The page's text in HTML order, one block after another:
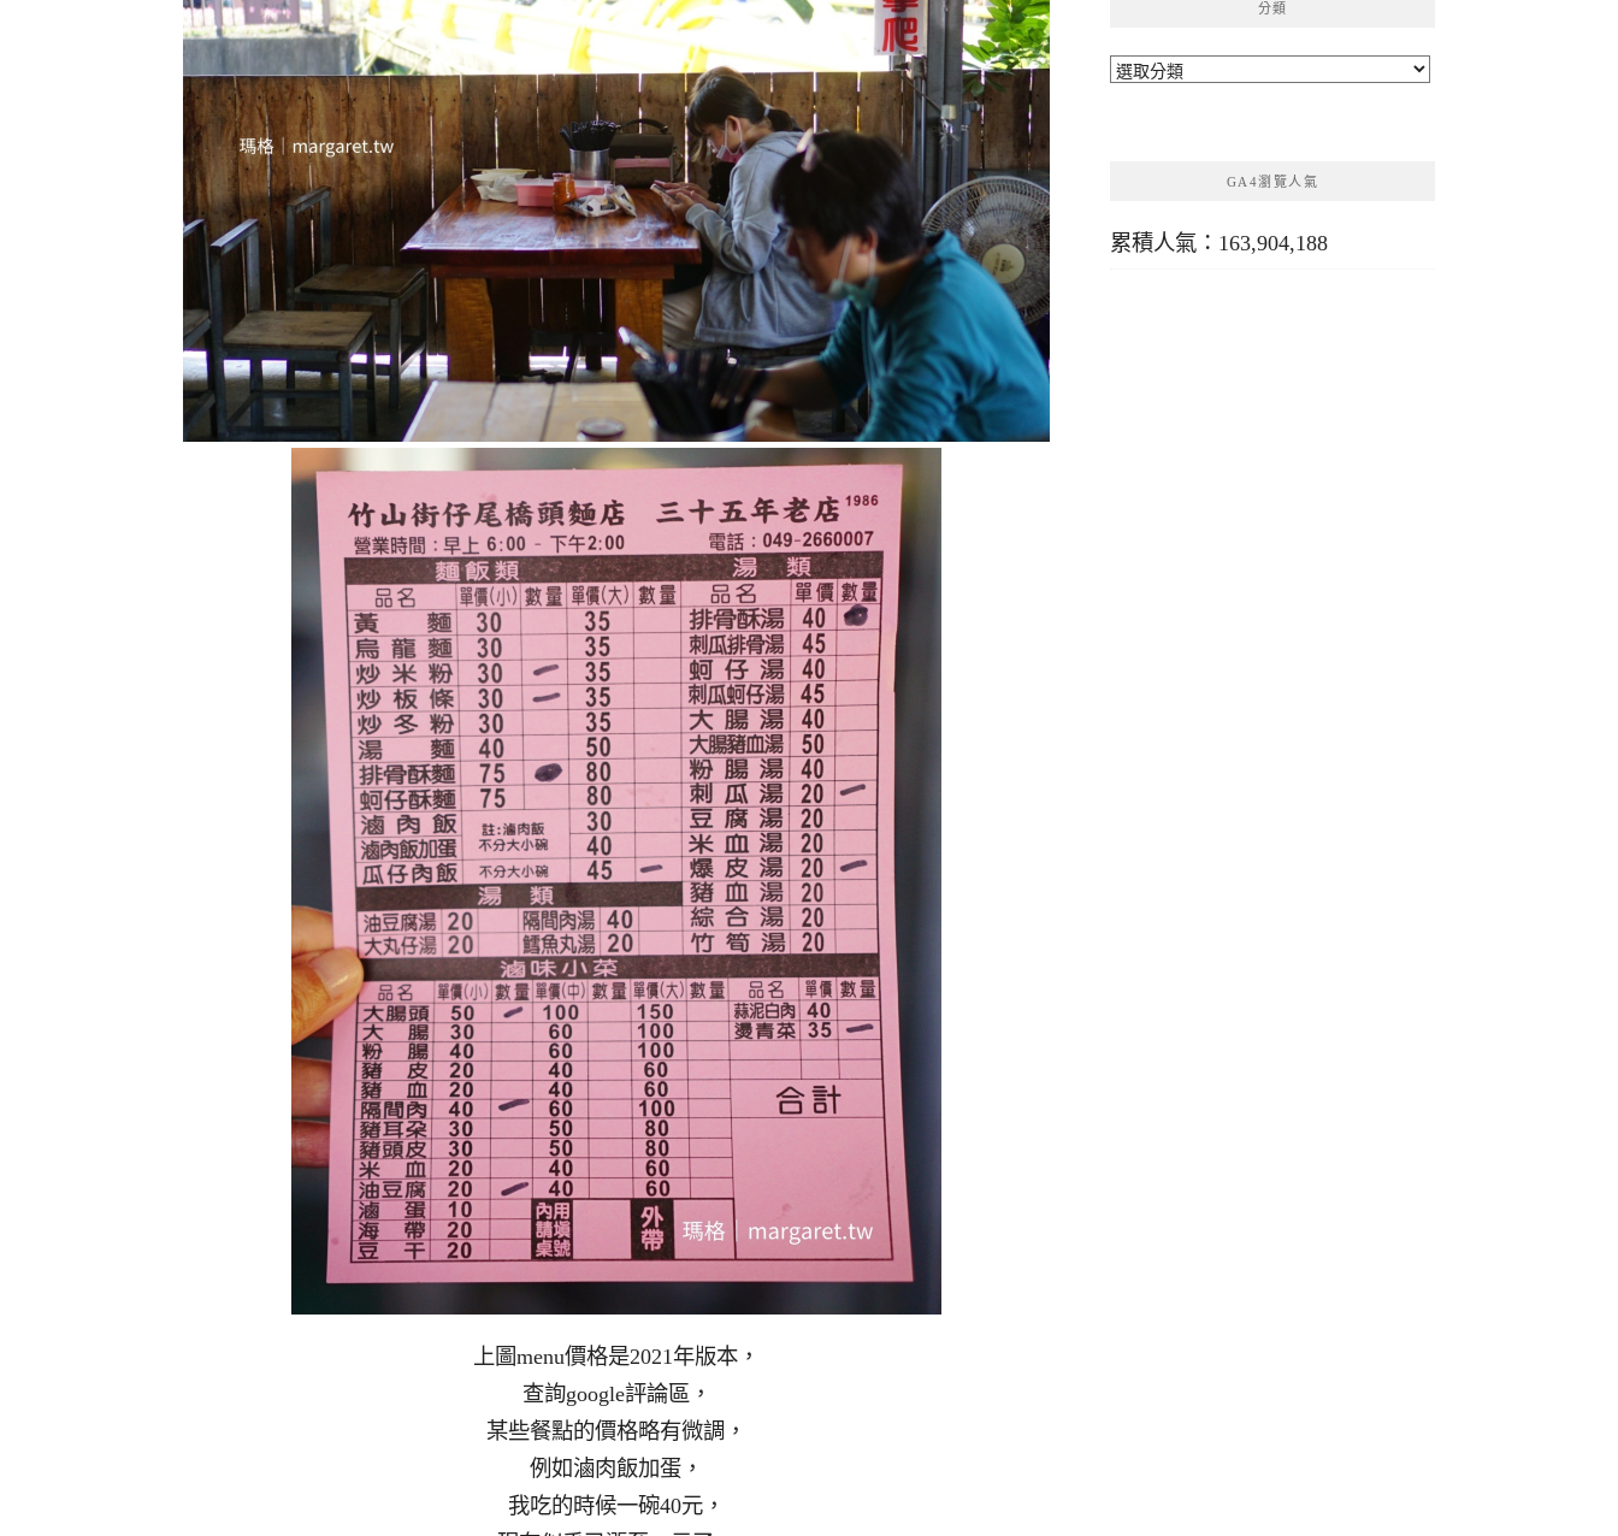
上圖menu價格是2021年版本，
查詢google評論區，
某些餐點的價格略有微調，
例如滷肉飯加蛋，
我吃的時候一碗40元，
分類
分
GA4瀏覽人氣
累積人氣：163,904,188